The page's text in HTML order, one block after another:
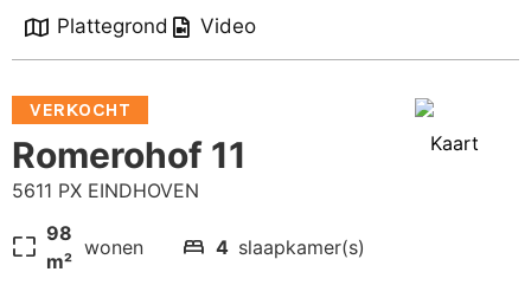
Plattegrond Video
VERKOCHT
Romerohof 11
5611 PX EINDHOVEN
pageless 98
m²
wonen bed 4 slaapkamer(s)
Kaart